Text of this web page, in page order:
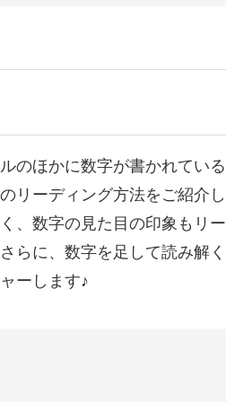
00:20
04:27
06:14
07:51
のほかに数字が書かれている
リーディング方法をご紹介し
、数字の見た目の印象もリー
らに、数字を足して読み解く
ーします♪